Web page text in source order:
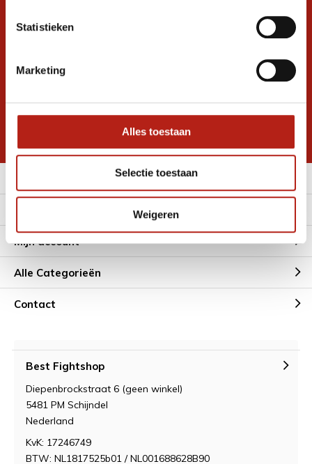
Statistieken
Marketing
Alles toestaan
Selectie toestaan
Weigeren
Ontvang de nieuwste aanbiedingen en
promoties
Inschrijven voor
korting
* Lees hier de wettelijke beperkingen
Mijn account
Alle Categorieën
Contact
Best Fightshop
Diepenbrockstraat 6 (geen winkel)
5481 PM Schijndel
Nederland
KvK: 17246749
BTW: NL1817525b01 / NL001688628B90